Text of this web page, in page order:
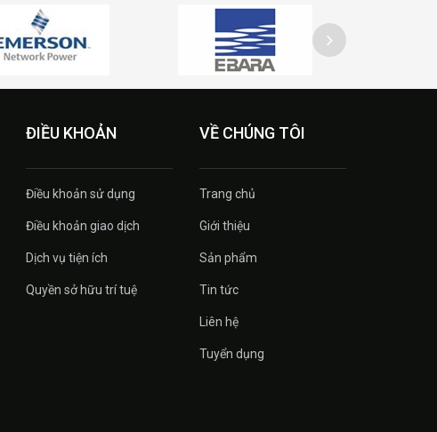
ĐIỀU KHOẢN
Điều khoản sử dụng
Điều khoản giao dịch
Dịch vụ tiện ích
Quyền sở hữu trí tuệ
VỀ CHÚNG TÔI
Trang chủ
Giới thiệu
Sản phẩm
Tin tức
Liên hệ
Tuyển dụng